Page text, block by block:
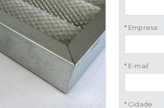
* Empresa:
* E-mail:
* Cidade: